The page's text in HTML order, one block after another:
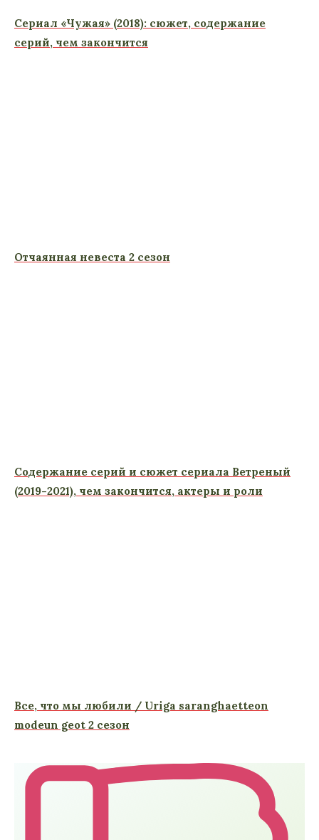
Сериал «Чужая» (2018): сюжет, содержание
серий, чем закончится
Отчаянная невеста 2 сезон
Содержание серий и сюжет сериала Ветреный
(2019-2021), чем закончится, актеры и роли
Все, что мы любили / Uriga saranghaetteon
modeun geot 2 сезон